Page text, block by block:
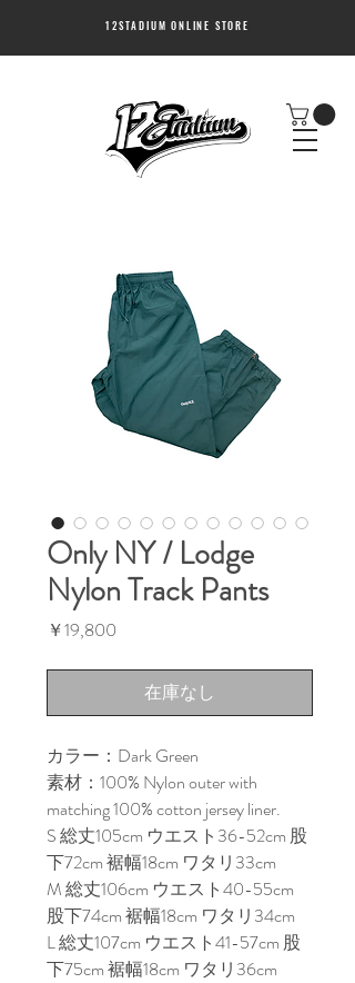
12STADIUM ONLINE STORE
Only NY / Lodge
Nylon Track Pants
￥19,800
在庫なし
カラー：Dark Green
素材：100% Nylon outer with
matching 100% cotton jersey liner.
S 総丈105cm ウエスト36-52cm 股
下72cm 裾幅18cm ワタリ33cm
M 総丈106cm ウエスト40-55cm
股下74cm 裾幅18cm ワタリ34cm
L 総丈107cm ウエスト41-57cm 股
下75cm 裾幅18cm ワタリ36cm